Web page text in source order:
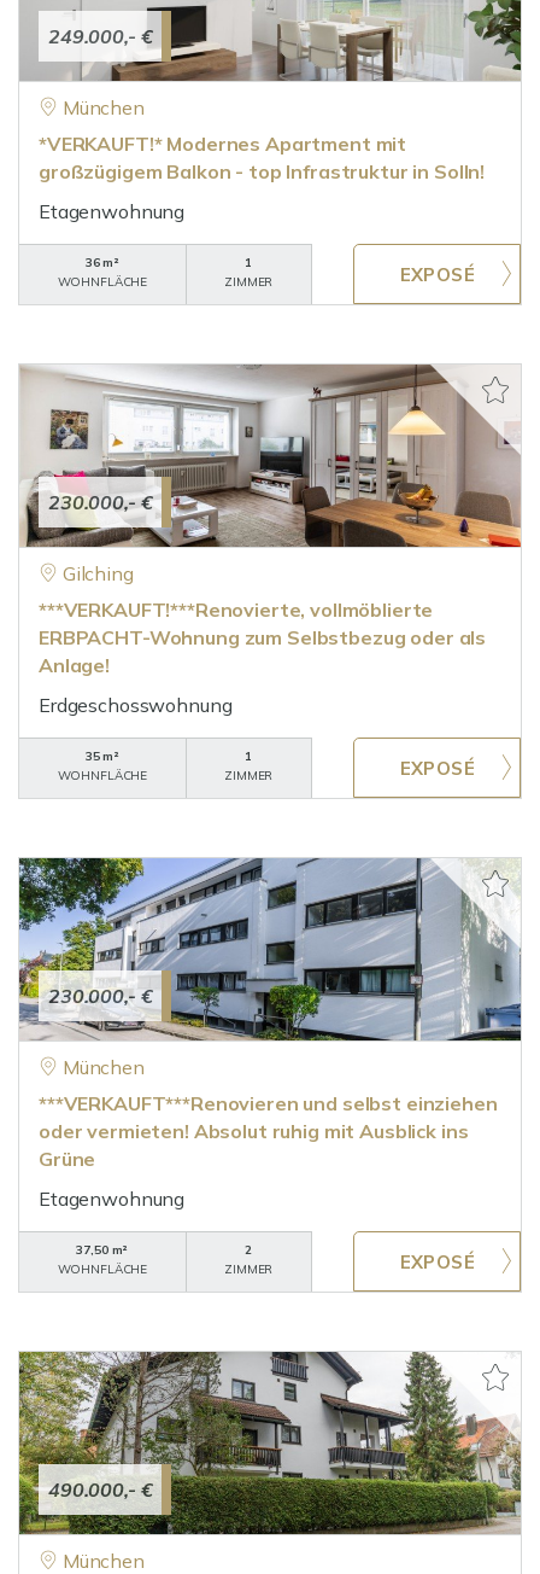
249.000,- €
München
*VERKAUFT!* Modernes Apartment mit
großzügigem Balkon - top Infrastruktur in Solln!
Etagenwohnung
36 m²
WOHNFLÄCHE
1
ZIMMER
230.000,- €
Gilching
***VERKAUFT!***Renovierte, vollmöblierte
ERBPACHT-Wohnung zum Selbstbezug oder als
Anlage!
Erdgeschosswohnung
35 m²
WOHNFLÄCHE
1
ZIMMER
230.000,- €
München
***VERKAUFT***Renovieren und selbst einziehen
oder vermieten! Absolut ruhig mit Ausblick ins
Grüne
Etagenwohnung
37,50 m²
WOHNFLÄCHE
2
ZIMMER
490.000,- €
München